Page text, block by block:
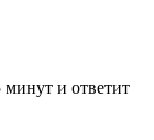
и ответит